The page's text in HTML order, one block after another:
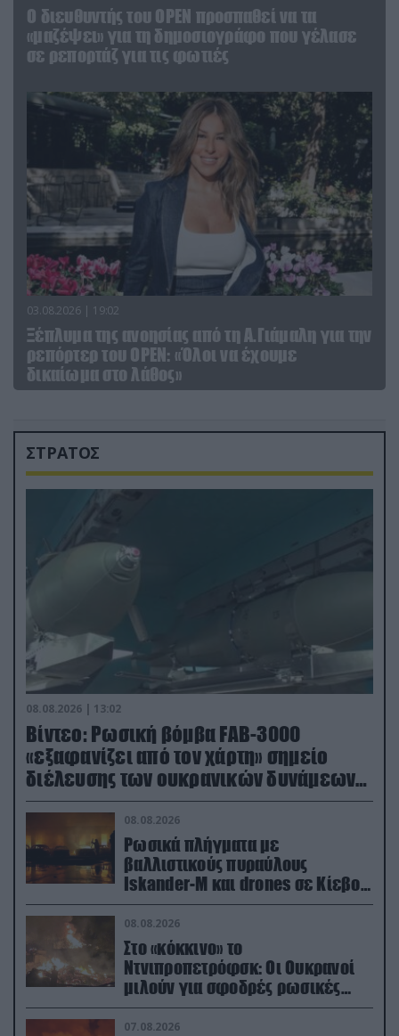
O διευθυντής του OPEN προσπαθεί να τα
«μαζέψει» για τη δημοσιογράφο που γέλασε
σε ρεπορτάζ για τις φωτιές
03.08.2026 | 19:02
Ξέπλυμα της ανοησίας από τη Α.Γιάμαλη για την
ρεπόρτερ του ΟΡΕΝ: «Όλοι να έχουμε
δικαίωμα στο λάθος»
ΣΤΡΑΤΟΣ
08.08.2026 | 13:02
Βίντεο: Ρωσική βόμβα FAB-3000
«εξαφανίζει από τον χάρτη» σημείο
διέλευσης των ουκρανικών δυνάμεων
στην Ζαπορίζια
08.08.2026
Ρωσικά πλήγματα με
βαλλιστικούς πυραύλους
Iskander-M και drones σε Κίεβο
και Ντνιπροπετρόφσκ: Ισχυρές
εκρήξεις
08.08.2026
Στο «κόκκινο» το
Ντνιπροπετρόφσκ: Οι Ουκρανοί
μιλούν για σφοδρές ρωσικές
επιθέσεις σε όλη την επικράτεια
07.08.2026